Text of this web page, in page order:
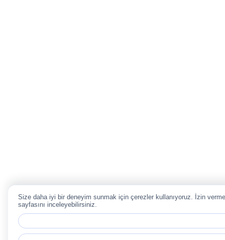
Size daha iyi bir deneyim sunmak için çerezler kullanıyoruz. İzin
sayfasını inceleyebilirsiniz.